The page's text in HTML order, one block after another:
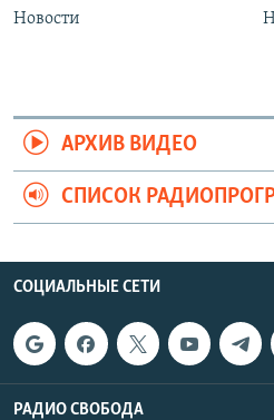
Новости
АРХИВ ВИДЕО
СПИСОК
СОЦИАЛЬНЫЕ СЕТИ
РАДИО СВОБОДА